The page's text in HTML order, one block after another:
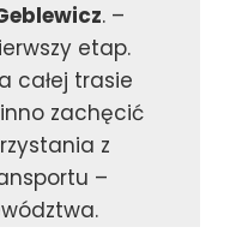
. –
etap.
całej trasie
zachęcić
z
–